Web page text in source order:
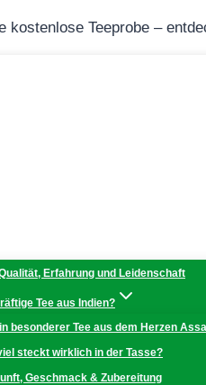
kostenlose Teeprobe –
Erfahrung und Leidenschaft
Tee aus Indien?
besonderer Tee aus dem Herzen
steckt wirklich in der Tasse?
Geschmack & Zubereitung